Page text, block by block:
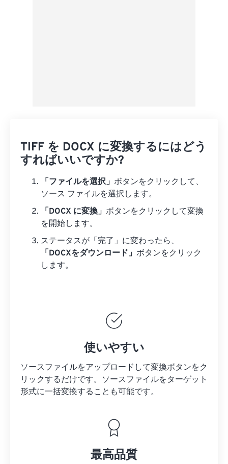
TIFF を DOCX に変換するにはどう
すればいいですか?
「ファイルを選択」 ボタンをクリックして、
ソース ファイルを選択します。
「DOCX に変換」 ボタンをクリックして変換
を開始します。
ステータスが「完了」に変わったら、
「DOCXをダウンロード」 ボタンをクリック
します。
使いやすい
ソースファイルをアップロードして変換ボタンをク
リックするだけです。 ソースファイルをターゲット
形式に一括変換することも可能です。
最高品質